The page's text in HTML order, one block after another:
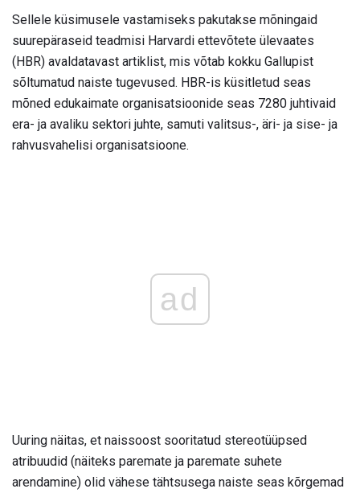
Sellele küsimusele vastamiseks pakutakse mõningaid
suurepäraseid teadmisi Harvardi ettevõtete ülevaates
(HBR) avaldatavast artiklist, mis võtab kokku Gallupist
sõltumatud naiste tugevused. HBR-is küsitletud seas
mõned edukaimate organisatsioonide seas 7280 juhtivaid
era- ja avaliku sektori juhte, samuti valitsus-, äri- ja sise- ja
rahvusvahelisi organisatsioone.
ad
Uuring näitas, et naissoost sooritatud stereotüüpsed
atribuudid (näiteks paremate ja paremate suhete
arendamine) olid vähese tähtsusega naiste seas kõrgemad